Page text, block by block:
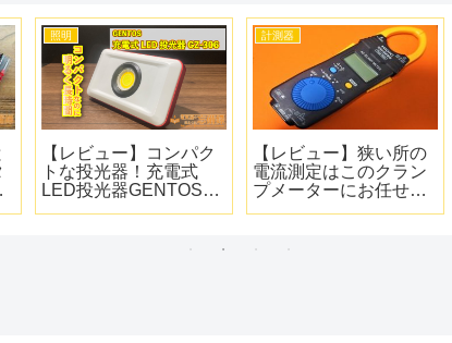
工具
これだけは持ってお
け！電気設備のカギの
まとめ
計測器
【疑問】知ってた？絶
縁抵抗抵抗計のライン
側とアース側の極性が